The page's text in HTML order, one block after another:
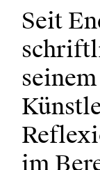
Seit
im